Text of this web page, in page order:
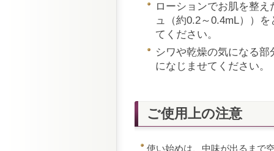
ローションでお肌を整
ュ（約0.2～0.4mL））
てください。
シワや乾燥の気になる
になじませてください。
ご使用上の注意
使い始めは、中味が出るまで